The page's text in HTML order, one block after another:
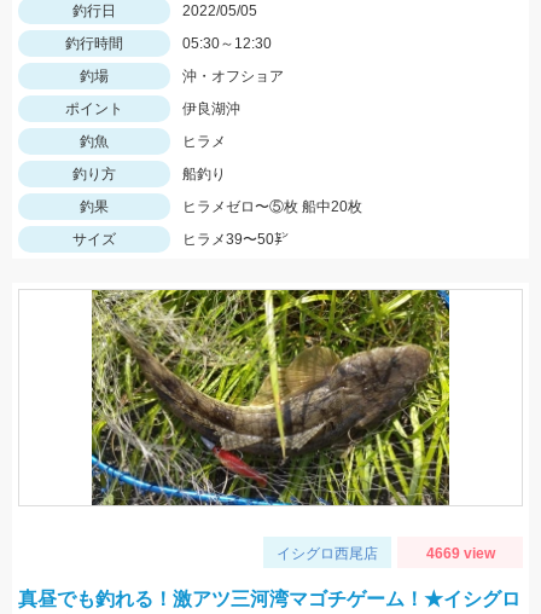
釣行日
2022/05/05
釣行時間
05:30～12:30
釣場
沖・オフショア
ポイント
伊良湖沖
釣魚
ヒラメ
釣り方
船釣り
釣果
ヒラメゼロ〜⑤枚 船中20枚
サイズ
ヒラメ39〜50㌢
イシグロ西尾店 4669 view
真昼でも釣れる！激アツ三河湾マゴチゲーム！★イシグロ